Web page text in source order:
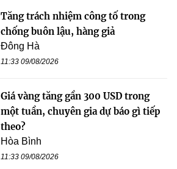
Tăng trách nhiệm công tố trong
chống buôn lậu, hàng giả
Đông Hà
11:33 09/08/2026
Giá vàng tăng gần 300 USD trong
một tuần, chuyên gia dự báo gì tiếp
theo?
Hòa Bình
11:33 09/08/2026